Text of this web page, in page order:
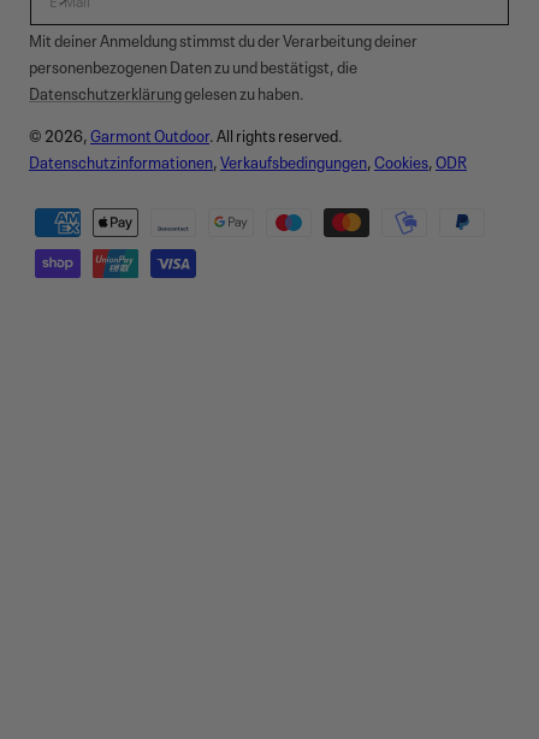
Mit deiner Anmeldung stimmst du der Verarbeitung deiner
personenbezogenen Daten zu und bestätigst, die
Datenschutzerklärunggelesen zu haben.
© 2026,Garmont Outdoor. All rights reserved.
Datenschutzinformationen,Verkaufsbedingungen,Cookies,ODR
Zahlungsmethoden